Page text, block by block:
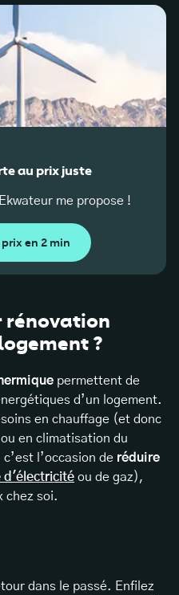
au prix juste
me propose !
en 2 min
rénovation
?
permettent de
d’un logement.
en chauffage (et donc
en climatisation du
l’occasion de réduire
d'électricité ou de gaz),
chez soi.
dans le passé. Enfilez